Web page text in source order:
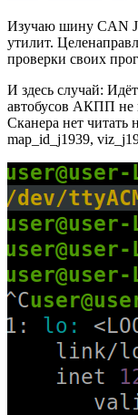
Изучаю шину CAN
утилит.
проверки своих
И здесь случай:
автобусов АКПП не
Сканера нет читать
map_id_j1939,